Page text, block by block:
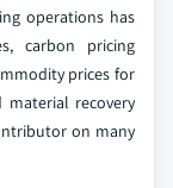
operations has
carbon pricing
prices for
material recovery
on many